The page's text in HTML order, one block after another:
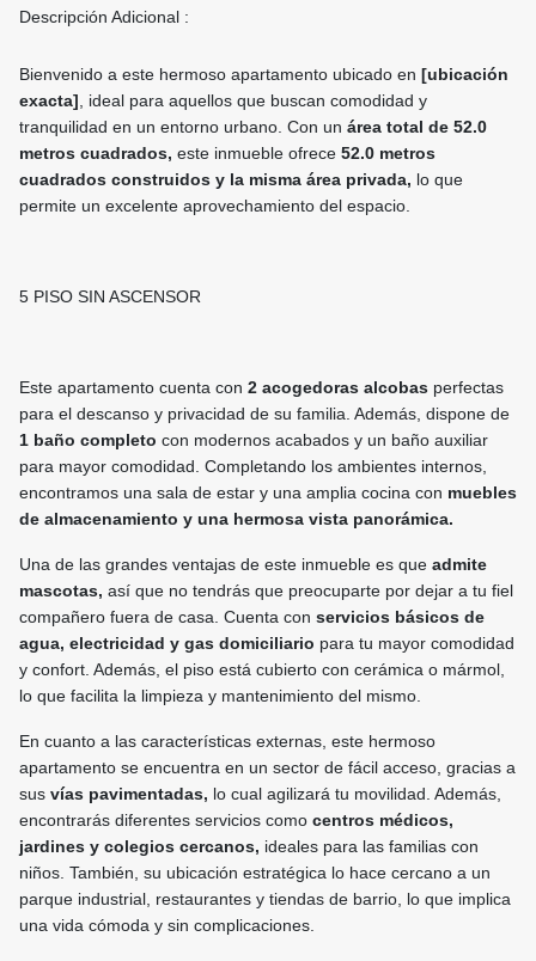
Descripción Adicional :
Bienvenido a este hermoso apartamento ubicado en [ubicación
exacta] , ideal para aquellos que buscan comodidad y
tranquilidad en un entorno urbano. Con un área total de 52.0
metros cuadrados, este inmueble ofrece 52.0 metros
cuadrados construidos y la misma área privada, lo que
permite un excelente aprovechamiento del espacio.
5 PISO SIN ASCENSOR
Este apartamento cuenta con 2 acogedoras alcobas perfectas
para el descanso y privacidad de su familia. Además, dispone de
1 baño completo con modernos acabados y un baño auxiliar
para mayor comodidad. Completando los ambientes internos,
encontramos una sala de estar y una amplia cocina con muebles
de almacenamiento y una hermosa vista panorámica.
Una de las grandes ventajas de este inmueble es que admite
mascotas, así que no tendrás que preocuparte por dejar a tu fiel
compañero fuera de casa. Cuenta con servicios básicos de
agua, electricidad y gas domiciliario para tu mayor comodidad
y confort. Además, el piso está cubierto con cerámica o mármol,
lo que facilita la limpieza y mantenimiento del mismo.
En cuanto a las características externas, este hermoso
apartamento se encuentra en un sector de fácil acceso, gracias a
sus vías pavimentadas, lo cual agilizará tu movilidad. Además,
encontrarás diferentes servicios como centros médicos,
jardines y colegios cercanos, ideales para las familias con
niños. También, su ubicación estratégica lo hace cercano a un
parque industrial, restaurantes y tiendas de barrio, lo que implica
una vida cómoda y sin complicaciones.